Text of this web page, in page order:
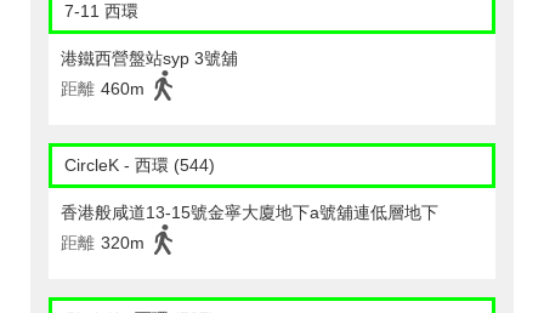
7-11 西環
港鐵西營盤站syp 3號舖
距離 460m
CircleK - 西環 (544)
香港般咸道13-15號金寧大廈地下a號舖連低層地下
距離 320m